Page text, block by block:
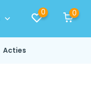
0 0
Acties